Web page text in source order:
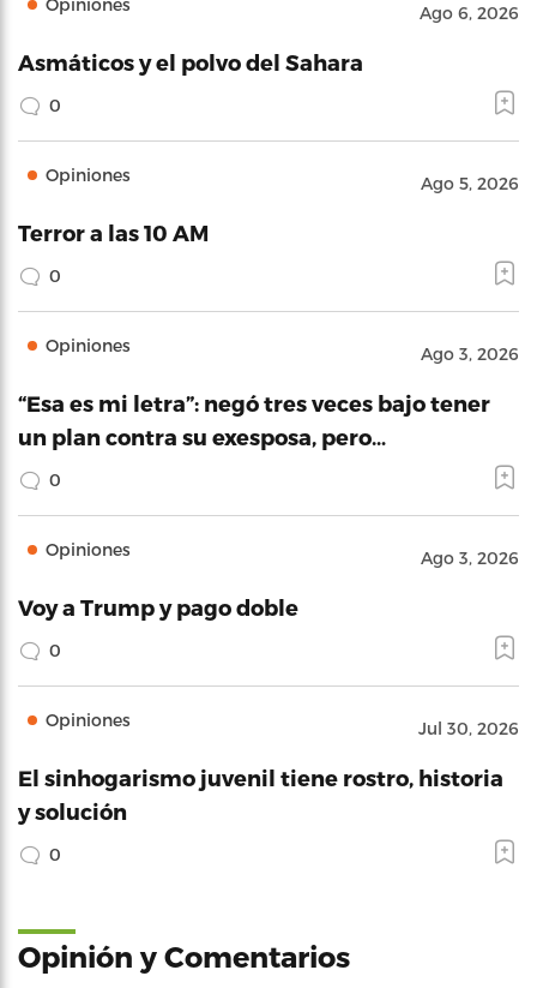
Opiniones Ago 6, 2026
Asmáticos y el polvo del Sahara
0
Opiniones Ago 5, 2026
Terror a las 10 AM
0
Opiniones Ago 3, 2026
“Esa es mi letra”: negó tres veces bajo tener
un plan contra su exesposa, pero…
0
Opiniones Ago 3, 2026
Voy a Trump y pago doble
0
Opiniones Jul 30, 2026
El sinhogarismo juvenil tiene rostro, historia
y solución
0
Opinión y Comentarios